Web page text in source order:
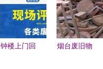
废旧物资回
收有限
钟楼上门回
烟台废旧物